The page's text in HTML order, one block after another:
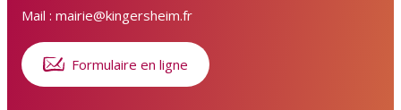
Mail : mairie@kingersheim.fr
Formulaire en ligne